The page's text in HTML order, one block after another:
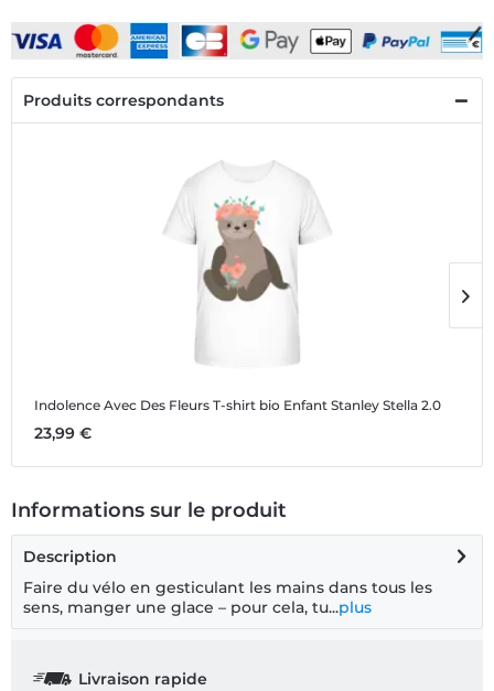
Produits correspondants
Indolence Avec Des Fleurs T-shirt bio Enfant Stanley Stella 2.0
23,99 €
Informations sur le produit
Description
Faire du vélo en gesticulant les mains dans tous les
sens, manger une glace – pour cela, tu...plus
Livraison rapide